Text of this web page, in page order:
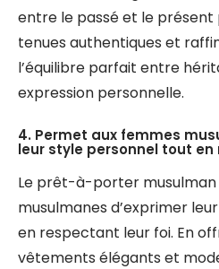
entre le passé et le
tenues authentiques et
l’équilibre parfait entre
expression personnelle.
4. Permet aux femmes
leur style personnel tout
Le prêt-à-porter
musulmanes d’exprimer
en respectant leur foi. En
vêtements élégants et